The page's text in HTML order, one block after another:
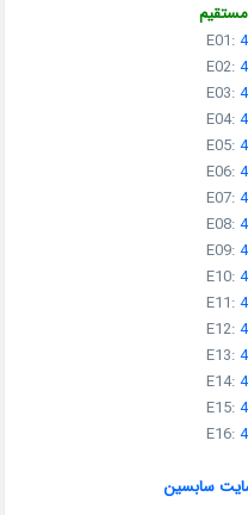
مستقیم
E01:
E02:
E03:
E04:
E05:
E06:
E07:
E08:
E09:
E10:
E11:
E12:
E13:
E14:
E15:
E16:
سابسین